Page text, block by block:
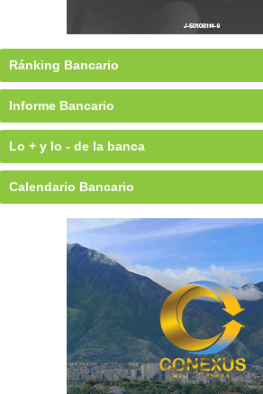
Ránking Bancario
Informe Bancario
Lo + y lo - de la banca
Calendario Bancario